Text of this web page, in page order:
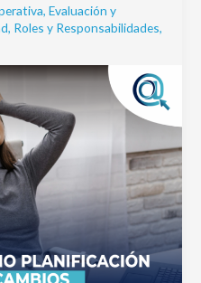
, Evaluación y
, Roles y Responsabilidades,